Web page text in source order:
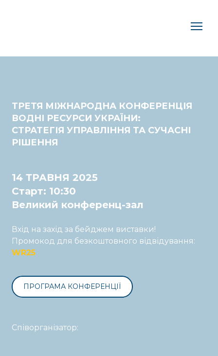
ТРЕТЯ МІЖНАРОДНА КОНФЕРЕНЦІЯ
ВОДНІ РЕСУРСИ УКРАЇНИ:
СТРАТЕГІЯ УПРАВЛІННЯ ТА СУЧАСНІ
РІШЕННЯ
14 ТРАВНЯ 2025
Старт: 10:30
Великий конференц-зал
Вхід на захід за бейджем виставки!
Промокод для безкоштовного відвідування:
WR25
ПРОГРАМА КОНФЕРЕНЦІЇ
Співорганізатор: